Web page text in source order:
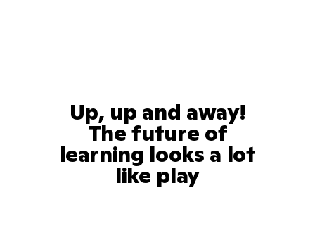
Up, up and away!
The future of
learning looks a lot
like play